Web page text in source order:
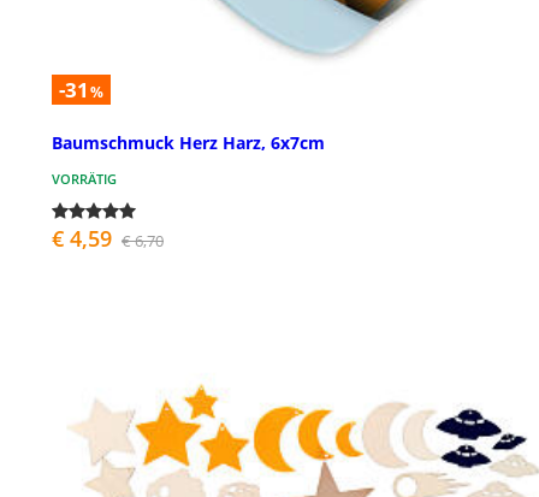
-31 %
Baumschmuck Herz Harz, 6x7cm
VORRÄTIG
€ 4,59 € 6,70